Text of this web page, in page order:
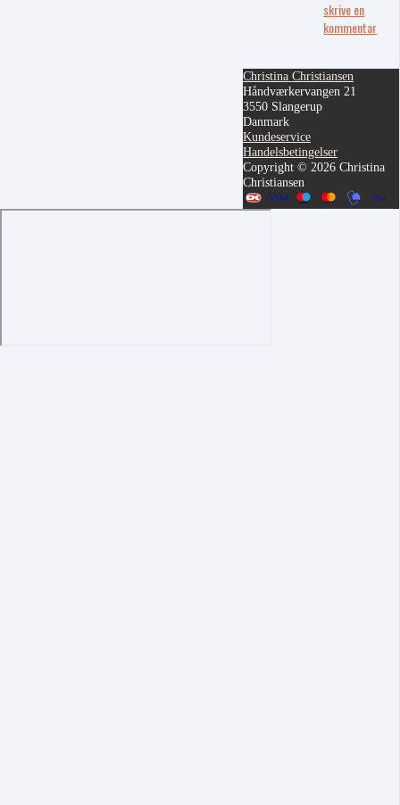
skrive en
kommentar
Christina Christiansen
Håndværkervangen 21
3550 Slangerup
Danmark
Kundeservice
Handelsbetingelser
Copyright © 2026 Christina
Christiansen